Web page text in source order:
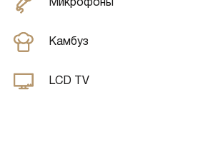
Микрофоны
Камбуз
LCD TV